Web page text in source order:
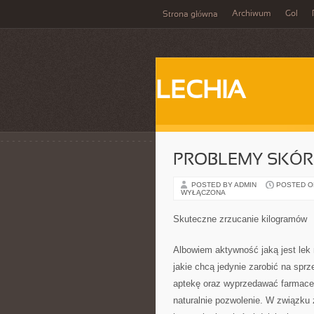
Strona główna Archiwum Gol
LECHIA
PROBLEMY
POSTED BY ADMIN
POSTED
WYŁĄCZONA
Skuteczne zrzucanie kilogramów
Albowiem aktywność jaką jest lek
jakie chcą jedynie zarobić na
aptekę oraz wyprzedawać
naturalnie pozwolenie. W